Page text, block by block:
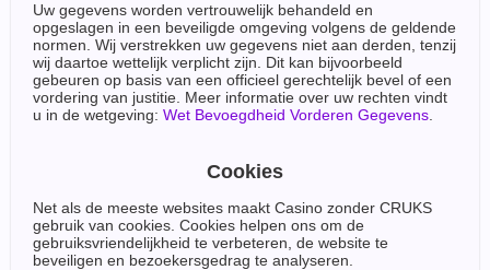
Uw gegevens worden vertrouwelijk behandeld en
opgeslagen in een beveiligde omgeving volgens de geldende
normen. Wij verstrekken uw gegevens niet aan derden, tenzij
wij daartoe wettelijk verplicht zijn. Dit kan bijvoorbeeld
gebeuren op basis van een officieel gerechtelijk bevel of een
vordering van justitie. Meer informatie over uw rechten vindt
u in de wetgeving: Wet Bevoegdheid Vorderen Gegevens
Cookies
Net als de meeste websites maakt Casino zonder CRUKS
gebruik van cookies. Cookies helpen ons om de
gebruiksvriendelijkheid te verbeteren, de website te
beveiligen en bezoekersgedrag te analyseren.